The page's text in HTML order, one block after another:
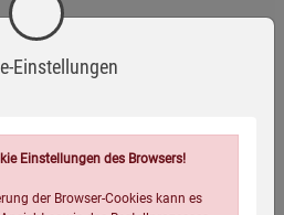
geben, mit 250 ml kochendem
5 Minuten ziehen lassen.
Einstellungen
Einstellungen des Browsers!
der Browser-Cookies kann es